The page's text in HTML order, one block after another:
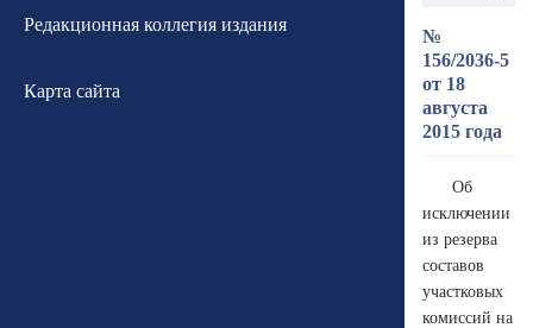
Редакционная коллегия издания
Карта сайта
№
156/2036-5
от 18
августа
2015 года
Об
исключении
из резерва
составов
участковых
комиссий на